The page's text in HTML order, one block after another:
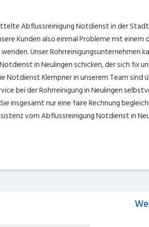
Abflussreinigung Notdienst in der
Kunden also einmal Probleme mit
Unser Rohrreinigungsunternehmen
in Neulingen schicken, der sich fix
Notdienst Klempner in unserem Team sind
bei der Rohrreinigung in Neulingen
insgesamt nur eine faire Rechnung
vom Abflussreinigung Notdienst in